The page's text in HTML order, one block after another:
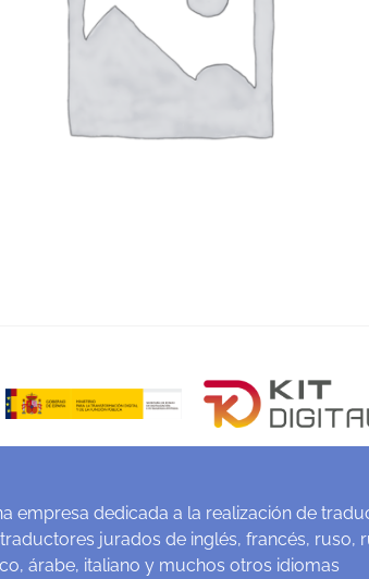
empresa dedicada a la realización de
jurados de inglés, francés, ruso,
árabe, italiano y muchos otros idiomas